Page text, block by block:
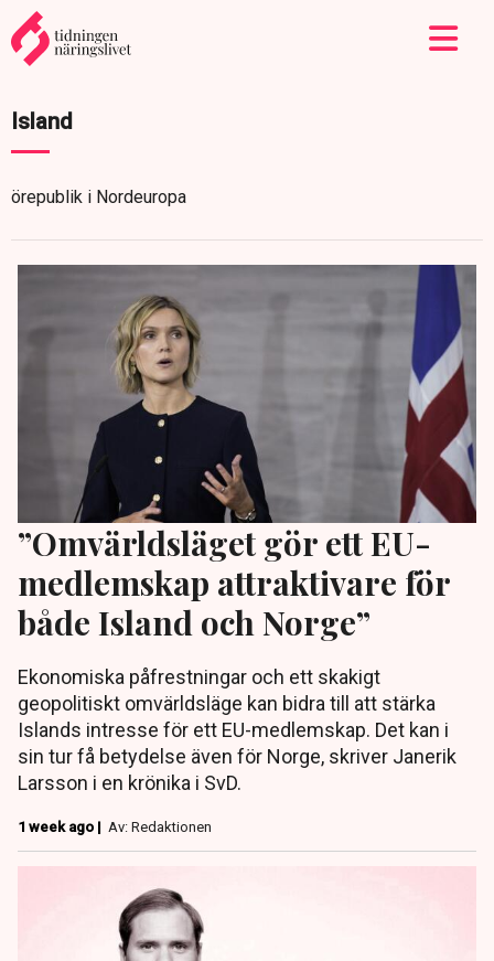
Island
örepublik i Nordeuropa
”Omvärldsläget gör ett EU-
medlemskap attraktivare för
både Island och Norge”
Ekonomiska påfrestningar och ett skakigt
geopolitiskt omvärldsläge kan bidra till att stärka
Islands intresse för ett EU-medlemskap. Det kan i
sin tur få betydelse även för Norge, skriver Janerik
Larsson i en krönika i SvD.
1 week ago | Av: Redaktionen